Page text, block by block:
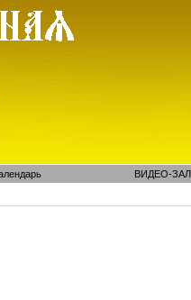
ВИДЕО-ЗАЛ